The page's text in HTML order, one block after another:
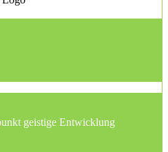
geistige Entwicklung